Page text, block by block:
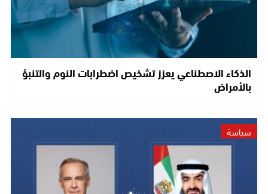
الذكاء الاصطناعي يعزز تشخيص اضطرابات النوم والتنبؤ
بالأمراض
سياسة